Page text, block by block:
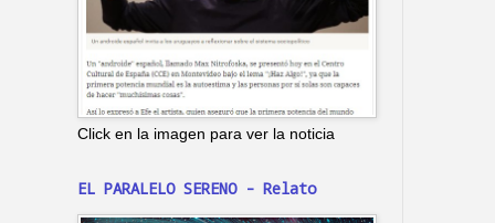
Click en la imagen para ver la noticia
EL PARALELO SERENO - Relato